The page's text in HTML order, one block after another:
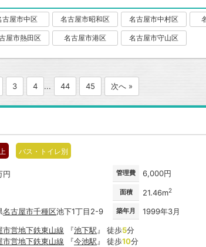
古屋市中区 名古屋市昭和区 名古屋市中村区
屋市熱田区 名古屋市港区 名古屋市守山区
3 4 ... 44 45 次へ »
バス・トイレ別
円 管理費 6,000円
面積 21.46m2
名古屋市千種区池下1丁目2-9 築年月 1999年3月
市営地下鉄東山線 『池下駅 』 徒歩5分
市営地下鉄東山線 『今池駅 』 徒歩10分